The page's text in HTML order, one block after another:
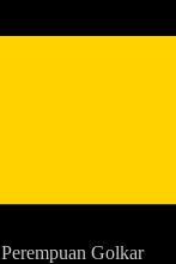
Perempuan Golkar